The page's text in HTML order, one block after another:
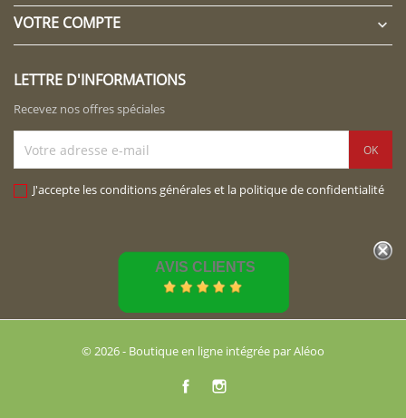
VOTRE COMPTE 
LETTRE D'INFORMATIONS
Recevez nos offres spéciales
J'accepte les conditions générales et la politique de confidentialité
AVIS CLIENTS
© 2026 - Boutique en ligne intégrée par Aléoo
Facebook